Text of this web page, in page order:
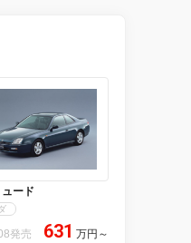
ード
発売 631 万円 ～